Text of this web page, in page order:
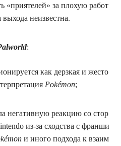
«приятелей» за плохую работ
выхода неизвестна.
:
как дерзкая и жесто
Pokémon;
негативную реакцию со стор
из‑за сходства с франши
и иного подхода к взаим